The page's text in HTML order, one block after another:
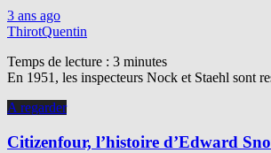
3 ans ago
ThirotQuentin
Temps de lecture : 3 minutes
En 1951, les inspecteurs Nock et Staehl sont
A regarder
Citizenfour, l’histoire d’Edward